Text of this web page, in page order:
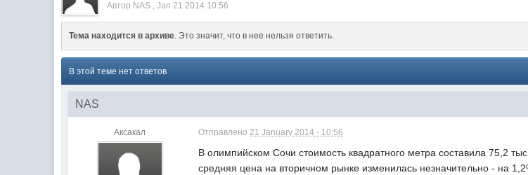
Автор NAS ,Jan 21 2014 10:56
Тема находится в архиве. Это значит, что в нее нельзя ответить.
В этой теме нет ответов
NAS
Аксакал Отправлено21 January 2014 - 10:56
В олимпийском Сочи стоимость квадратного метра составила 75,2
средняя цена на вторичном рынке изменилась незначительно - на